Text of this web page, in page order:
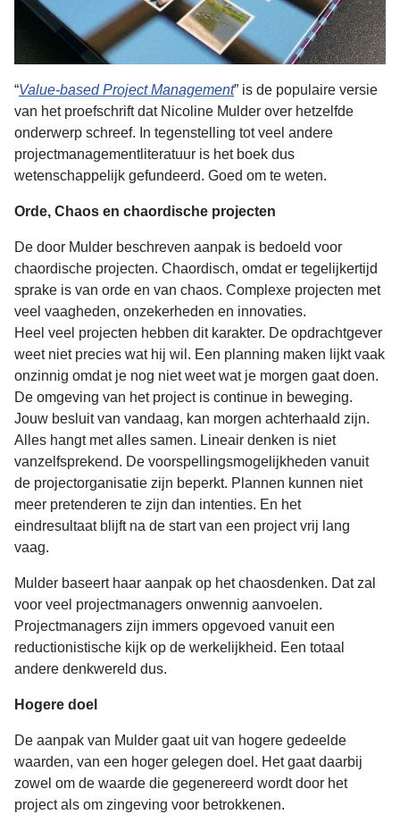
“Value-based Project Management” is de populaire versie
van het proefschrift dat Nicoline Mulder over hetzelfde
onderwerp schreef. In tegenstelling tot veel andere
projectmanagementliteratuur is het boek dus
wetenschappelijk gefundeerd. Goed om te weten.
Orde, Chaos en chaordische projecten
De door Mulder beschreven aanpak is bedoeld voor
chaordische projecten. Chaordisch, omdat er tegelijkertijd
sprake is van orde en van chaos. Complexe projecten met
veel vaagheden, onzekerheden en innovaties.
Heel veel projecten hebben dit karakter. De opdrachtgever
weet niet precies wat hij wil. Een planning maken lijkt vaak
onzinnig omdat je nog niet weet wat je morgen gaat doen.
De omgeving van het project is continue in beweging.
Jouw besluit van vandaag, kan morgen achterhaald zijn.
Alles hangt met alles samen. Lineair denken is niet
vanzelfsprekend. De voorspellingsmogelijkheden vanuit
de projectorganisatie zijn beperkt. Plannen kunnen niet
meer pretenderen te zijn dan intenties. En het
eindresultaat blijft na de start van een project vrij lang
vaag.
Mulder baseert haar aanpak op het chaosdenken. Dat zal
voor veel projectmanagers onwennig aanvoelen.
Projectmanagers zijn immers opgevoed vanuit een
reductionistische kijk op de werkelijkheid. Een totaal
andere denkwereld dus.
Hogere doel
De aanpak van Mulder gaat uit van hogere gedeelde
waarden, van een hoger gelegen doel. Het gaat daarbij
zowel om de waarde die gegenereerd wordt door het
project als om zingeving voor betrokkenen.